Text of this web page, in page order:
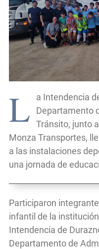
L
a Intendencia
Departamento
Tránsito, junto
Monza Transportes,
a las instalaciones
una jornada de
Participaron
infantil de la
Intendencia de
Departamento de